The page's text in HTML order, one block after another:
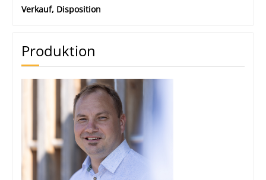
Verkauf, Disposition
Produktion